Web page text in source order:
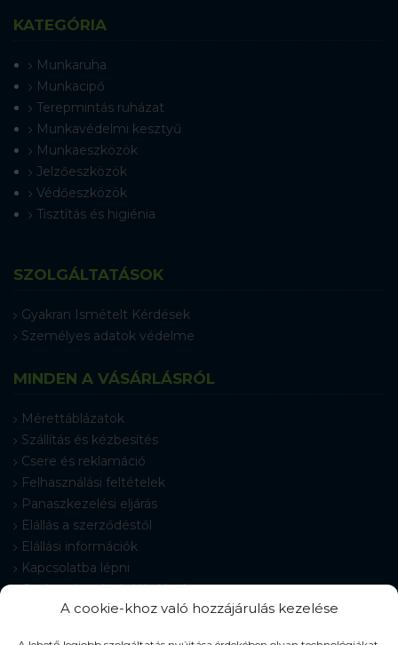
A cookie-khoz való hozzájárulás kezelése
KATEGÓRIA
Munkaruha
Munkacipő
Terepmintás ruházat
Munkavédelmi kesztyű
Munkaeszközök
Jelzőeszközök
Védőeszközök
Tisztítás és higiénia
SZOLGÁLTATÁSOK
Gyakran Ismételt Kérdések
Személyes adatok védelme
MINDEN A VÁSÁRLÁSRÓL
Mérettáblázatok
Szállítás és kézbesítés
Csere és reklamáció
Felhasználási feltételek
Panaszkezelési eljárás
Elállás a szerződéstől
Elállási információk
Kapcsolatba lépni
Gyakran Ismételt Kérdések
Cookie-beállítások